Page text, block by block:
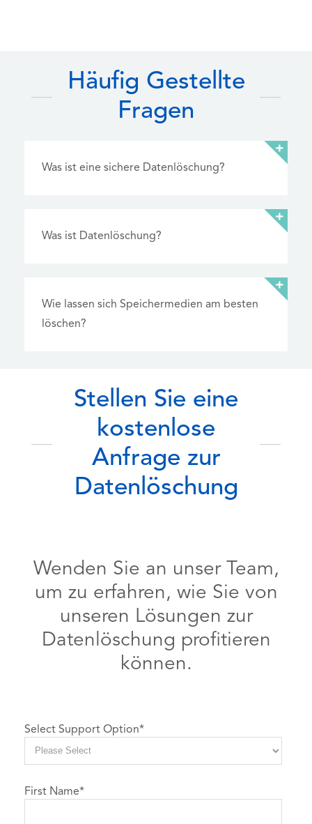
Häufig Gestellte
Fragen
Was ist eine sichere Datenlöschung?
Was ist Datenlöschung?
Wie lassen sich Speichermedien am besten
löschen?
Stellen Sie eine
kostenlose
Anfrage zur
Datenlöschung
Wenden Sie an unser Team,
um zu erfahren, wie Sie von
unseren Lösungen zur
Datenlöschung profitieren
können.
Select Support Option*
First Name*